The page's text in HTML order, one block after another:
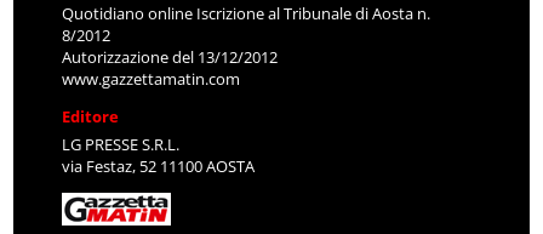
Quotidiano online Iscrizione al Tribunale di Aosta n.
8/2012
Autorizzazione del 13/12/2012
www.gazzettamatin.com
Editore
LG PRESSE S.R.L.
via Festaz, 52 11100 AOSTA